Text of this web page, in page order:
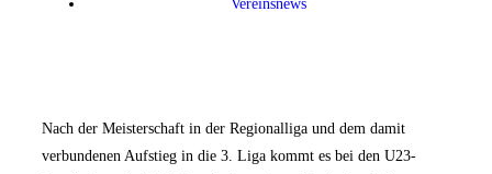
Vereinsnews
Nach der Meisterschaft in der Regionalliga und dem damit
verbundenen Aufstieg in die 3. Liga kommt es bei den U23-